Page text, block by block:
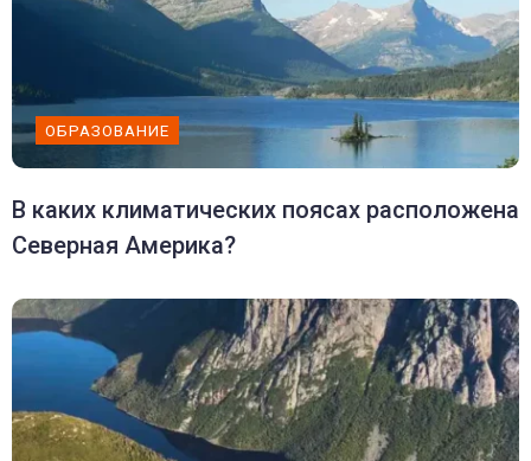
ОБРАЗОВАНИЕ
В каких климатических поясах расположена
Северная Америка?